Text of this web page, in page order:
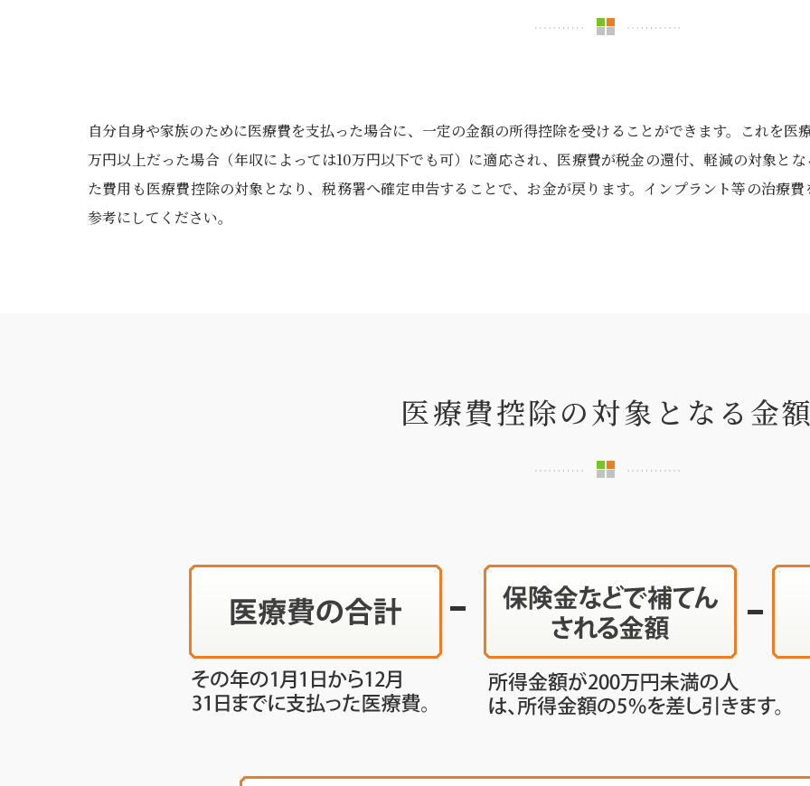
自分自身や家族のために医療費を支払った場合に、一定の金額の所得控除を受けることができます。これを医
万円以上だった場合（年収によっては10万円以下でも可）に適応され、医療費が税金の還付、軽減の対象と
た費用も医療費控除の対象となり、税務署へ確定申告することで、お金が戻ります。インプラント等の治療
参考にしてください。
医療費控除の対象となる金